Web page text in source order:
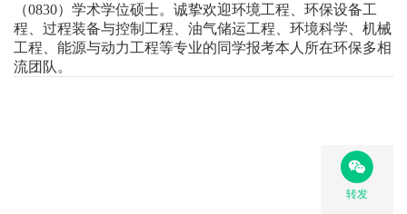
（0830）学术学位硕士。诚挚欢迎环境工程、环保设备工
程、过程装备与控制工程、油气储运工程、环境科学、机械
工程、能源与动力工程等专业的同学报考本人所在环保多相
流团队。
转发